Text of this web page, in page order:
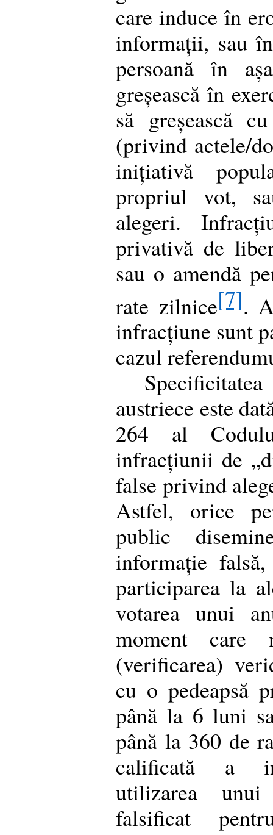
care induce în
informații, sau
persoană în
greșească în
să greșească
(privind actele/
inițiativă
propriul vot,
alegeri.
privativă de
sau o amendă
rate zilnice[7].
infracțiune sunt
cazul
austriece este
264 al
infracțiunii de
false privind
Astfel, orice
public
informație
participarea la
votarea unui
moment care
(verificarea)
cu o pedeapsă
până la 6 luni
până la 360 de
calificată a
utilizarea
falsificat